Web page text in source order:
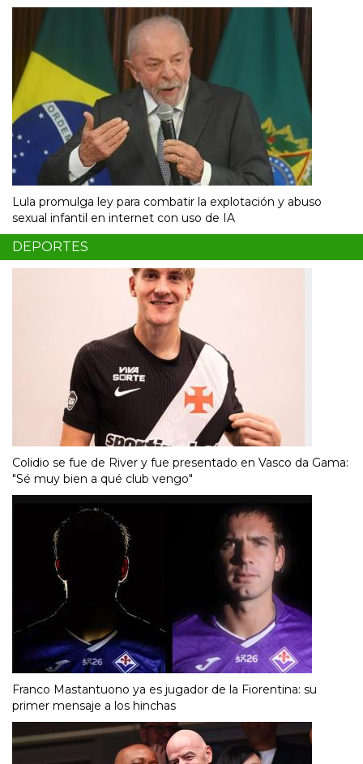
Lula promulga ley para combatir la explotación y abuso
sexual infantil en internet con uso de IA
DEPORTES
Colidio se fue de River y fue presentado en Vasco da Gama:
"Sé muy bien a qué club vengo"
Franco Mastantuono ya es jugador de la Fiorentina: su
primer mensaje a los hinchas